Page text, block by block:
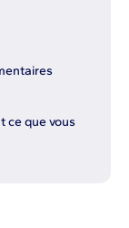
ce que vous